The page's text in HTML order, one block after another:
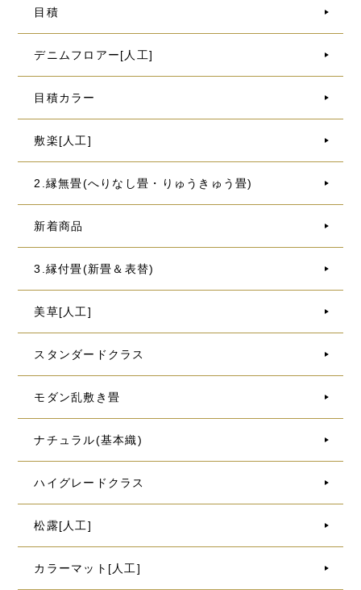
目積
デニムフロアー[人工]
目積カラー
敷楽[人工]
2.縁無畳(へりなし畳・りゅうきゅう畳)
新着商品
3.縁付畳(新畳＆表替)
美草[人工]
スタンダードクラス
モダン乱敷き畳
ナチュラル(基本織)
ハイグレードクラス
松露[人工]
カラーマット[人工]